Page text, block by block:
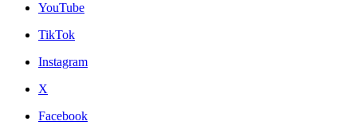
YouTube
TikTok
Instagram
X
Facebook